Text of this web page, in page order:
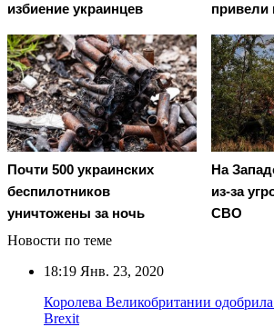
избиение украинцев
привели
Почти 500 украинских
беспилотников
уничтожены за ночь
На
из-за
СВО
Новости по теме
18:19 Янв. 23, 2020
Королева Великобритании
Brexit